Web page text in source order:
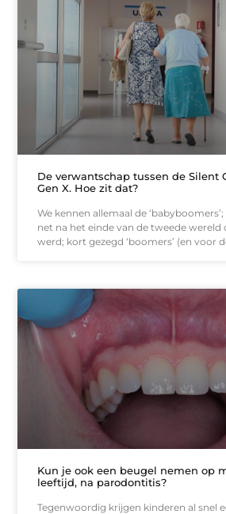
De verwantschap tussen de Silent
Gen X. Hoe zit dat?
We kennen allemaal de
net na het einde van de tweede wereld
werd; kort gezegd ‘boomers’ (en voor
Kun je ook een beugel nemen op
leeftijd, na parodontitis?
Tegenwoordig krijgen kinderen al snel